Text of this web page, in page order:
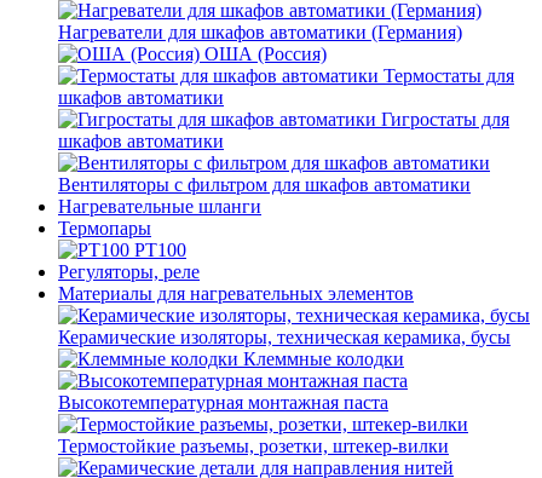
Нагреватели для шкафов автоматики (Германия)
ОША (Россия)
Термостаты для
шкафов автоматики
Гигростаты для
шкафов автоматики
Вентиляторы с фильтром для шкафов автоматики
Нагревательные шланги
Термопары
PT100
Регуляторы, реле
Материалы для нагревательных элементов
Керамические изоляторы, техническая керамика, бусы
Клеммные колодки
Высокотемпературная монтажная паста
Термостойкие разъемы, розетки, штекер-вилки